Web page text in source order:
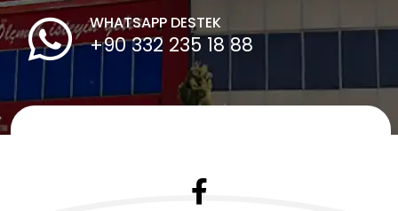
WHATSAPP DESTEK
+90 332 235 18 88